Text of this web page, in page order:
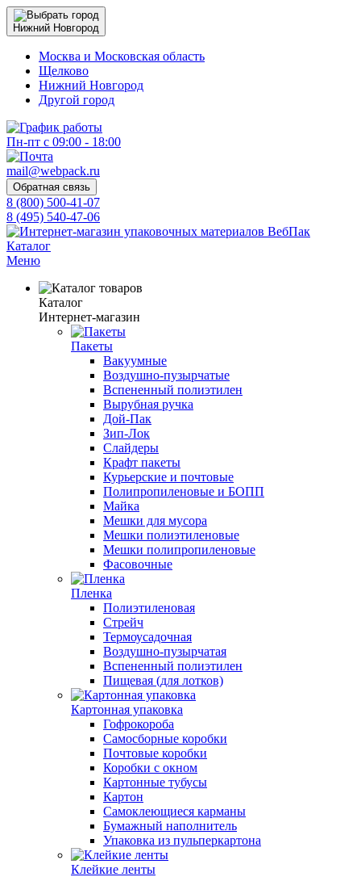
Нижний Новгород
Москва и Московская область
Щелково
Нижний Новгород
Другой город
Пн-пт с 09:00 - 18:00
mail@webpack.ru
Обратная связь
8 (800) 500-41-07
8 (495) 540-47-06
Каталог
Меню
Каталог
Интернет-магазин
Пакеты
Вакуумные
Воздушно-пузырчатые
Вспененный полиэтилен
Вырубная ручка
Дой-Пак
Зип-Лок
Слайдеры
Крафт пакеты
Курьерские и почтовые
Полипропиленовые и БОПП
Майка
Мешки для мусора
Мешки полиэтиленовые
Мешки полипропиленовые
Фасовочные
Пленка
Полиэтиленовая
Стрейч
Термоусадочная
Воздушно-пузырчатая
Вспененный полиэтилен
Пищевая (для лотков)
Картонная упаковка
Гофрокороба
Самосборные коробки
Почтовые коробки
Коробки с окном
Картонные тубусы
Картон
Самоклеющиеся карманы
Бумажный наполнитель
Упаковка из пульперкартона
Клейкие ленты